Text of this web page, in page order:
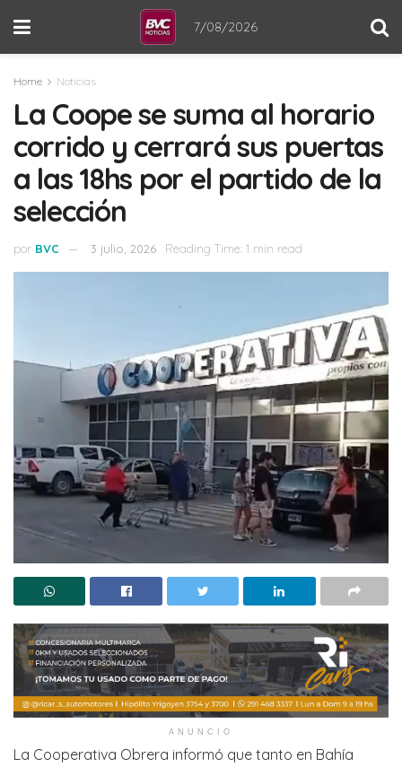
7/08/2026
Home Noticias
La Coope se suma al horario
corrido y cerrará sus puertas
a las 18hs por el partido de la
selección
por BVC 3 julio, 2026 Reading Time: 1 min read
ANUNCIO
La Cooperativa Obrera informó que tanto en Bahía